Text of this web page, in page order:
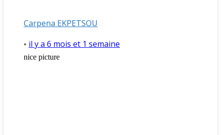
Carpena EKPETSOU
• il y a 6 mois et 1 semaine
nice picture